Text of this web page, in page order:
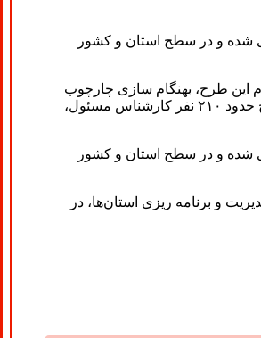
شده و در سطح استان و کشور
گاوداری صنعتی اجرا می شود. هدف از انجام این طرح، بهنگام سازی چارچوب
گاوداری‌های صنعتی کشور و تهیه اقلام مورد نیاز جدول داده ستانده جهت گردآوری آمار و اطلاعات مهم برای برنامه‌ریزی در این بخش می باشد. در اجرای این طرح حدود ۲۱۰ نفر کارشناس مسئول،
شده و در سطح استان و کشور
و برنامه ریزی استان‌ها، در